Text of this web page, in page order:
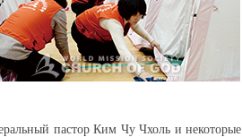
пастор Ким Чу Чхоль и некоторые